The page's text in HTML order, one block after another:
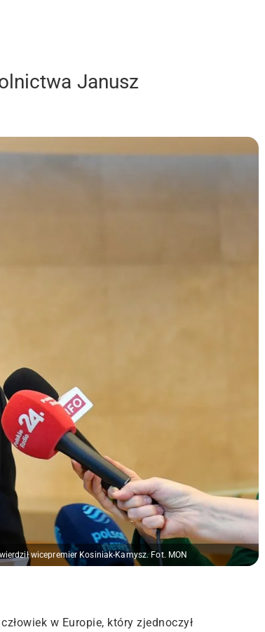
Janusz
wicepremier Kosiniak-Kamysz. Fot. MON
w Europie, który zjednoczył